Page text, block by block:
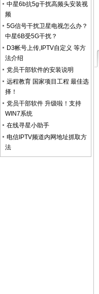
中星6b抗5g干扰高频头安装视
频
5G信号干扰卫星电视怎么办？
中星6B受5G干扰？
D3帐号上传,IPTV自定义 等方
法介绍
党员干部软件的安装说明
远程教育 国家项目工程 最佳选
择！
党员干部软件 升级啦！支持
WIN7系统
在线寻星小助手
电信IPTV频道内网地址抓取方
法